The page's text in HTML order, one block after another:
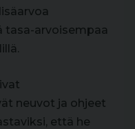
tasa-arvoisempaa
neuvot ja ohjeet
että he